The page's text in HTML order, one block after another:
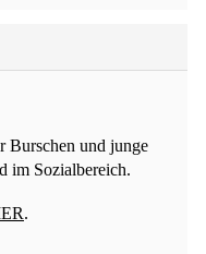
Burschen und junge
im Sozialbereich.
.